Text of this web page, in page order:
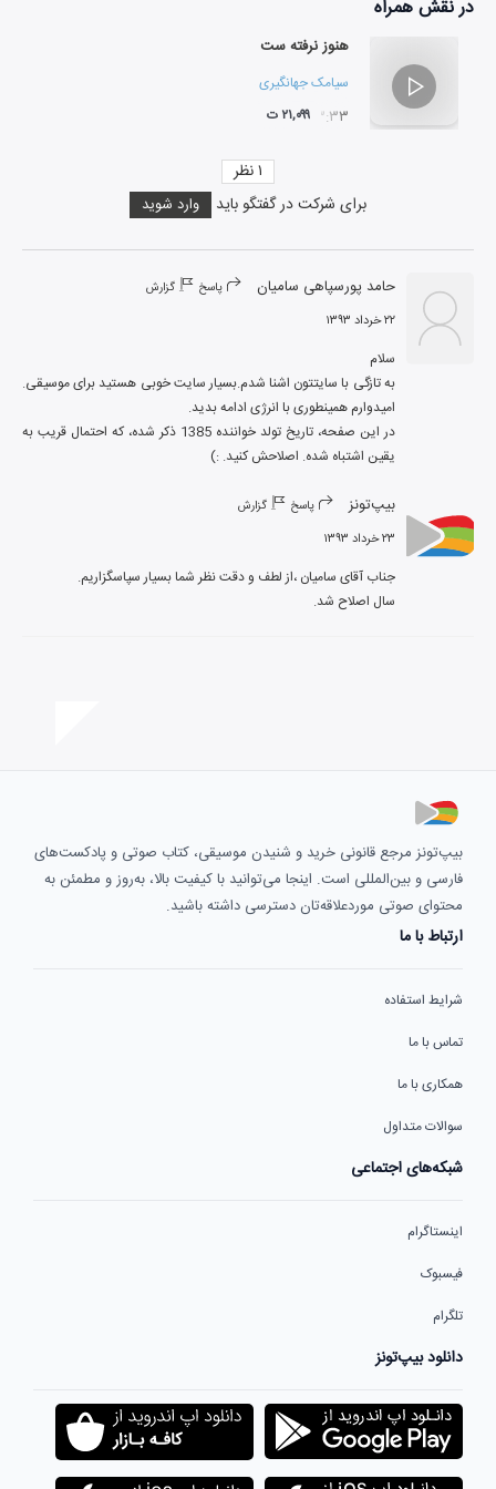
در نقشهمراه
هنوز نرفته ست
سیامک جهانگیری
۰۳:۳۳۲۱,۰۹۹ ت
برای شرکت در گفتگو باید وارد شوید
۱نظر
حامد پورسپاهی سامیان پاسخ گزارش
۲۲ خرداد ۱۳۹۳
در این صفحه، تاریخ تولد خواننده 1385 ذکر شده، که احتمال قریب به
یقین اشتباه شده. اصلاحش کنید. :)
بیپ‌تونز پاسخ گزارش
۲۳ خرداد ۱۳۹۳
سال اصلاح شد.
بیپ‌تونز مرجع قانونی خرید و شنیدن موسیقی، کتاب صوتی و پادکست‌های
فارسی و بین‌المللی است. اینجا می‌توانید با کیفیت بالا، به‌روز و مطمئن به
محتوای صوتی موردعلاقه‌تان دسترسی داشته باشید.
ارتباط با ما
شرایط استفاده
تماس با ما
همکاری با ما
سوالات متداول
شبکه‌های اجتماعی
اینستاگرام
فیسبوک
تلگرام
دانلود بیپ‌تونز